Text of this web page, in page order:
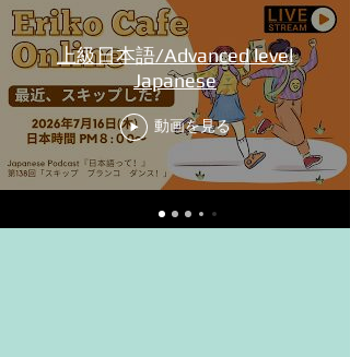
上級日本語/Advanced level
Japanese
動画を見る